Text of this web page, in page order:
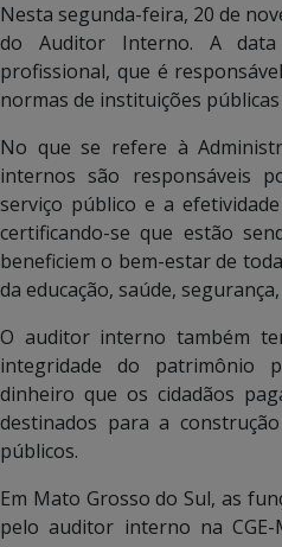
Nesta segunda-feira, 20 de
do Auditor Interno. A data
profissional, que é
normas de instituições
No que se refere à
internos são responsáveis
serviço público e a
certificando-se que estão
beneficiem o bem-estar de
da educação, saúde,
O auditor interno também
integridade do patrimônio
dinheiro que os cidadãos
destinados para a
públicos.
Em Mato Grosso do Sul, as
pelo auditor interno na CGE-